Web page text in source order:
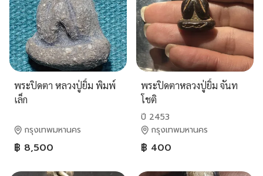
พระปิดตา หลวงปู่ยิ้ม พิมพ์
เล็ก
กรุงเทพมหานคร
฿ 8,500
พระปิดตาหลวงปู่ยิ้ม จันท
โชติ
ปี 2453
กรุงเทพมหานคร
฿ 400